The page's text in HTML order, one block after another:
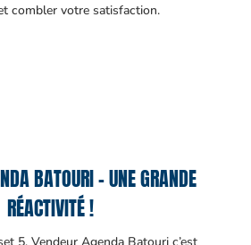
combler votre satisfaction.
BATOURI – UNE GRANDE
RÉACTIVITÉ !